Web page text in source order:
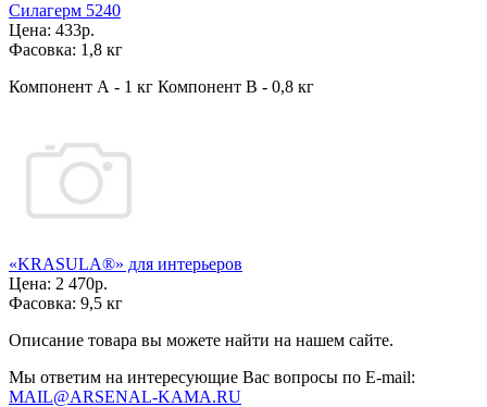
Силагерм 5240
Цена: 433р.
Фасовка: 1,8 кг
Компонент А - 1 кг Компонент В - 0,8 кг
«KRASULA®» для интерьеров
Цена: 2 470р.
Фасовка: 9,5 кг
Описание товара вы можете найти на нашем сайте.
Мы ответим на интересующие Вас вопросы по E-mail:
MAIL@ARSENAL-KAMA.RU